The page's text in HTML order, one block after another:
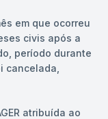
em que ocorreu
civis após a
período durante
cancelada,
atribuída ao